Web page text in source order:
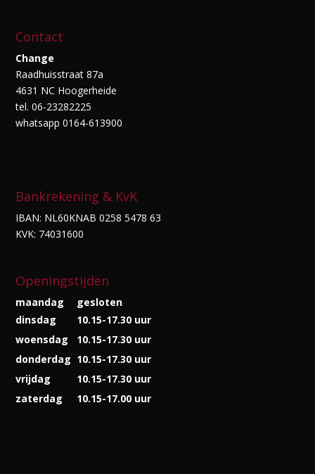
Contact
Change
Raadhuisstraat 87a
4631 NC Hoogerheide
tel. 06-23282225
whatsapp 0164-613900
Bankrekening & KvK
IBAN: NL60KNAB 0258 5478 63
KVK: 74031600
Openingstijden
maandag
gesloten
dinsdag
10.15-17.30 uur
woensdag
10.15-17.30 uur
donderdag 10.15-17.30 uur
vrijdag
10.15-17.30 uur
zaterdag
10.15-17.00 uur